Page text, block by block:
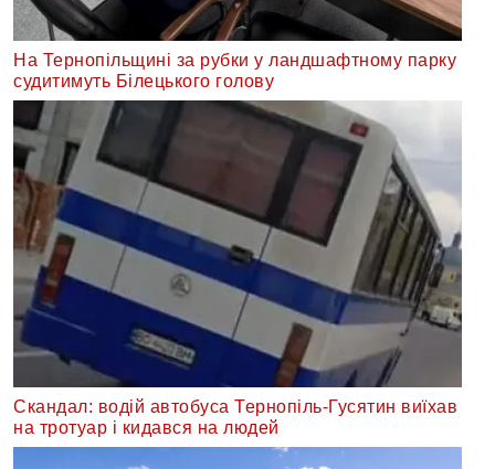
На Тернопільщині за рубки у ландшафтному парку
судитимуть Білецького голову
Скандал: водій автобуса Тернопіль-Гусятин виїхав
на тротуар і кидався на людей